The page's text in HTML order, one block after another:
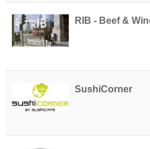
RIB - Beef &
SushiCorner